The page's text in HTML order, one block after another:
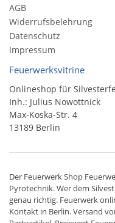
AGB
Widerrufsbelehrung
Datenschutz
Impressum
Feuerwerksvitrine
Onlineshop für
Inh.: Julius Nowottnick
Max-Koska-Str. 4
13189 Berlin
Der Feuerwerk Shop
Pyrotechnik. Wer dem
genau richtig. Feuerwerk
Kontakt in Berlin. Versand